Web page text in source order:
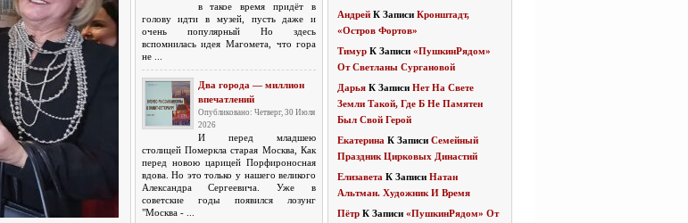
в такое время придёт в
голову идти в музей, пусть даже и
очень популярный Но здесь
вспомнилась идея Магомета, что гора
не ...
Два города — миллион
впечатлений
Опубликовано: Четверг, 30 Июля
2026
И перед младшею
столицей Померкла старая Москва, Как
перед новою царицей Порфироносная
вдова. Но это только у нашего великого
Александра Сергеевича. Уже в
советские годы появился лозунг
"Москва - ...
АндрейК Записи Кронштадт,
«Остров Фортов»
ТимурК Записи «ПушкинРядом»
От Светланы Сургановой
ДарьяК Записи Нет На Свете
Земли Такой, Где Б Не Памятен
Был Свой Герой
Екатерина К Записи Семейный
Праздник Цирковых Династий
Елизавета К Записи Натан
Альтман. Художник И Время
ПётрК Записи «ПушкинРядом» От